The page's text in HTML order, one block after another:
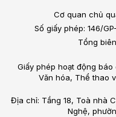
Cơ quan chủ
Số giấy phép: 146/
Tổng
Giấy phép hoạt động
Văn hóa, Thể thao
Địa chỉ: Tầng 18, Toà nhà
Nghệ,